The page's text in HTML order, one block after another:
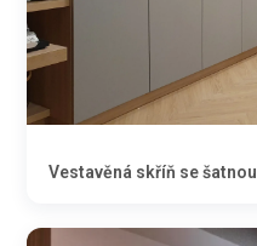
Vestavěná skříň se šatnou